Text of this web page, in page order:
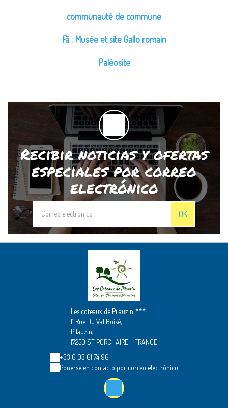
communauté de commune
Fâ : Musée et site Gallo romain
Paléosite
Recibir noticias y ofertas
especiales por correo
electrónico
OK
Les coteaux de Pilauzin
11 Rue Du Val Boisé,
Pilauzin,
17250 ST PORCHAIRE - FRANCE
+33 6 03 61 74 96
Ponerse en contacto por correo electrónico